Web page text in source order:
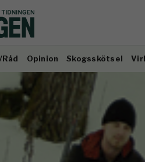
Opinion Skogsskötsel